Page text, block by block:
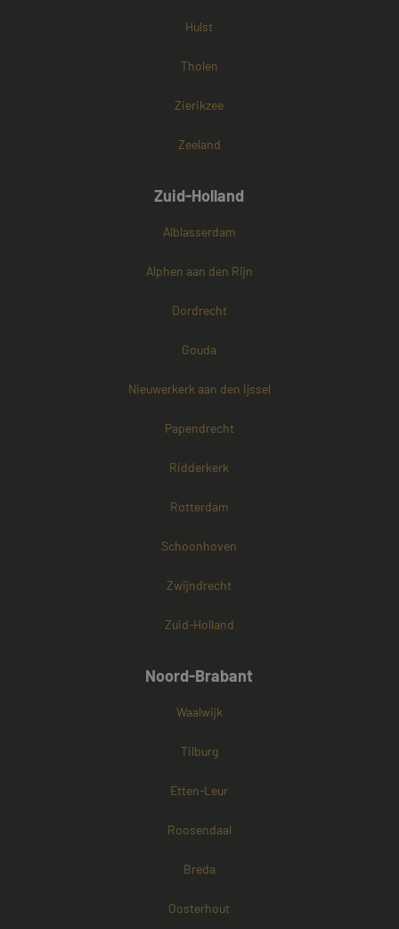
Hulst
Tholen
Zierikzee
Zeeland
Zuid-Holland
Alblasserdam
Alphen aan den Rijn
Dordrecht
Gouda
Nieuwerkerk aan den Ijssel
Papendrecht
Ridderkerk
Rotterdam
Schoonhoven
Zwijndrecht
Zuid-Holland
Noord-Brabant
Waalwijk
Tilburg
Etten-Leur
Roosendaal
Breda
Oosterhout